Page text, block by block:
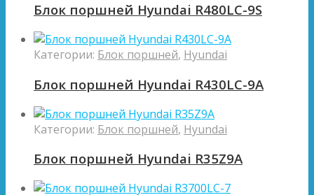
Блок поршней Hyundai R480LC-9S
Категории: Блок поршней, Hyundai
Блок поршней Hyundai R430LC-9A
Категории: Блок поршней, Hyundai
Блок поршней Hyundai R35Z9A